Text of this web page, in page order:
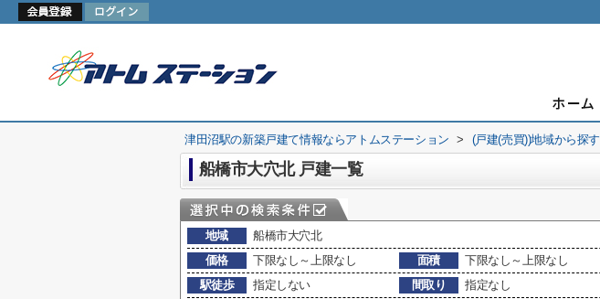
津田沼駅の新築戸建て情報ならアトムステーション > (戸建(売買))地域から探す
船橋市大穴北 戸建一覧
地域
船橋市大穴北
価格
下限なし～上限なし 面積 下限なし～上限なし
駅徒歩
指定しない 間取り
指定なし